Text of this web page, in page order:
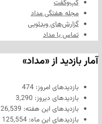
گپ‌وگفت
مجله هفتگی مداد
گزارش‌های ویدئویی
تماس با مداد
آمار بازدید از «مداد»
بازدیدهای امروز: 474
بازدیدهای دیروز: 3,290
بازدیدهای این هفته: 26,539
بازدیدهای این ماه: 125,554